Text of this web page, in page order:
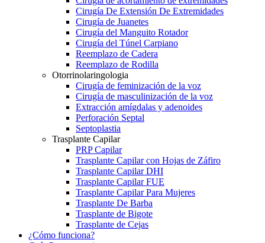
Cirugía De Extensión De Extremidades
Cirugía de Juanetes
Cirugía del Manguito Rotador
Cirugía del Túnel Carpiano
Reemplazo de Cadera
Reemplazo de Rodilla
Otorrinolaringologia
Cirugía de feminización de la voz
Cirugía de masculinización de la voz
Extracción amígdalas y adenoides
Perforación Septal
Septoplastia
Trasplante Capilar
PRP Capilar
Trasplante Capilar con Hojas de Záfiro
Trasplante Capilar DHI
Trasplante Capilar FUE
Trasplante Capilar Para Mujeres
Trasplante De Barba
Trasplante de Bigote
Trasplante de Cejas
¿Cómo funciona?